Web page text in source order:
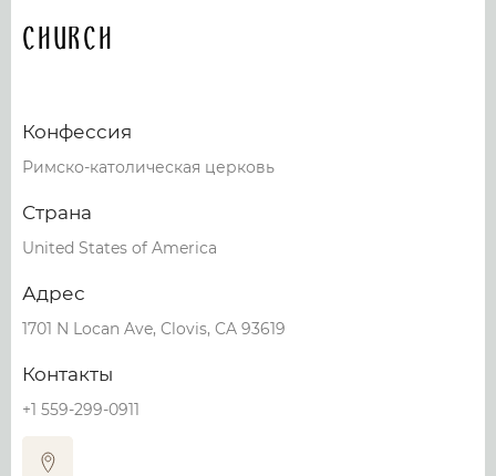
Church
Конфессия
Римско-католическая церковь
Страна
United States of America
Адрес
1701 N Locan Ave, Clovis, CA 93619
Контакты
+1 559-299-0911